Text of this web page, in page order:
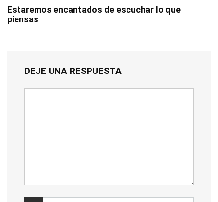
Estaremos encantados de escuchar lo que
piensas
DEJE UNA RESPUESTA